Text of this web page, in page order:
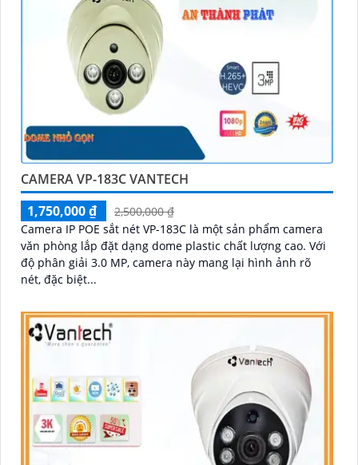
CAMERA VP-183C VANTECH
1,750,000 ₫
2,500,000 ₫
Camera IP POE sắt nét VP-183C là một sản phẩm camera
văn phòng lắp đặt dạng dome plastic chất lượng cao. Với
độ phân giải 3.0 MP, camera này mang lại hình ảnh rõ
nét, đặc biệt...